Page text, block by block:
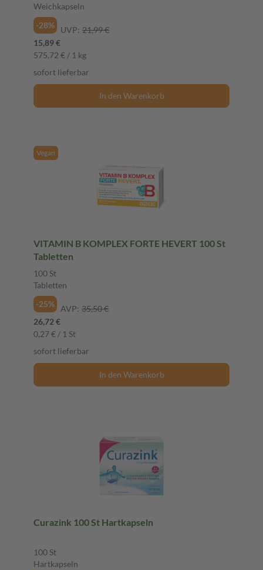
Weichkapseln
-28%
UVP: 21,99 €
15,89 €
575,72 € / 1 kg
sofort lieferbar
In den Warenkorb
Vegan
VITAMIN B KOMPLEX FORTE HEVERT 100 St
Tabletten
100 St
Tabletten
-25%
AVP: 35,50 €
26,72 €
0,27 € / 1 St
sofort lieferbar
In den Warenkorb
Curazink 100 St Hartkapseln
100 St
Hartkapseln